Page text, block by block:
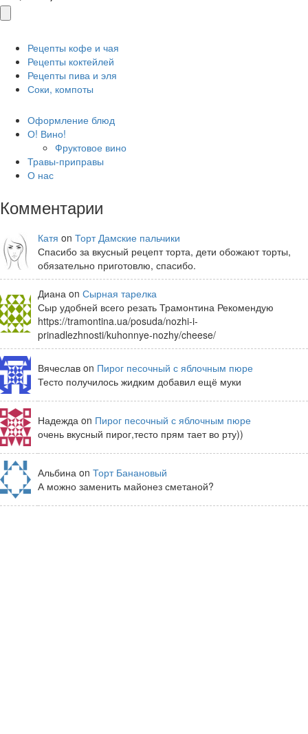
Рецепты кофе и чая
Рецепты коктейлей
Рецепты пива и эля
Соки, компоты
Оформление блюд
О! Вино!
Фруктовое вино
Травы-приправы
О нас
Комментарии
Катя on Торт Дамские пальчики
Спасибо за вкусный рецепт торта, дети обожают торты,
обязательно приготовлю, спасибо.
Диана on Сырная тарелка
Сыр удобней всего резать Трамонтина Рекомендую
https://tramontina.ua/posuda/nozhi-i-
prinadlezhnosti/kuhonnye-nozhy/cheese/
Вячеслав on Пирог песочный с яблочным пюре
Тесто получилось жидким добавил ещё муки
Надежда on Пирог песочный с яблочным пюре
очень вкусный пирог,тесто прям тает во рту))
Альбина on Торт Банановый
А можно заменить майонез сметаной?